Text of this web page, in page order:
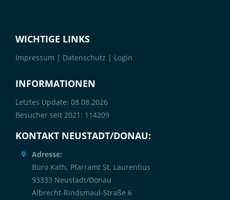
WICHTIGE LINKS
Impressum | Datenschutz | Login
INFORMATIONEN
Letztes Update: 08.08.2026
Besucher seit 2021: 114209
KONTAKT NEUSTADT/DONAU:
Adresse:
Büro Kath. Pfarramt St. Laurentius
93333 Neustadt/Donau
Albrecht-Rindsmaul-Straße 6